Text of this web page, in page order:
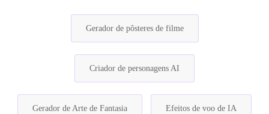
Gerador de pôsteres de filme
Criador de personagens AI
Gerador de Arte de Fantasia Efeitos de voo de IA